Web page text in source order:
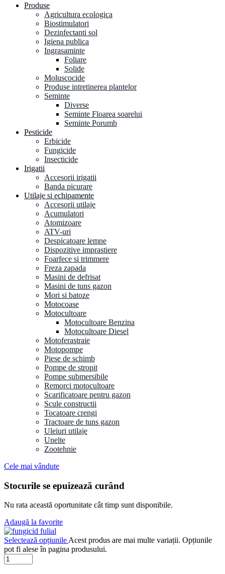
Produse
Agricultura ecologica
Biostimulatori
Dezinfectanti sol
Igiena publica
Ingrasaminte
Foliare
Solide
Moluscocide
Produse intretinerea plantelor
Seminte
Diverse
Seminte Floarea soarelui
Seminte Porumb
Pesticide
Erbicide
Fungicide
Insecticide
Irigatii
Accesorii irigatii
Banda picurare
Utilaje si echipamente
Accesorii utilaje
Acumulatori
Atomizoare
ATV-uri
Despicatoare lemne
Dispozitive imprastiere
Foarfece si trimmere
Freza zapada
Masini de defrisat
Masini de tuns gazon
Mori si batoze
Motocoase
Motocultoare
Motocultoare Benzina
Motocultoare Diesel
Motoferastraie
Motopompe
Piese de schimb
Pompe de stropit
Pompe submersibile
Remorci motocultoare
Scarificatoare pentru gazon
Scule constructii
Tocatoare crengi
Tractoare de tuns gazon
Uleiuri utilaje
Unelte
Zootehnie
Cele mai vândute
Stocurile se epuizează curând
Nu rata această oportunitate cât timp sunt disponibile.
Adaugă la favorite
Selectează opțiunile Acest produs are mai multe variații. Opțiunile
pot fi alese în pagina produsului.